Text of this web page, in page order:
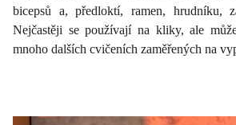
bicepsů a, předloktí, ramen, hrudníku,
Nejčastěji se používají na kliky, ale
mnoho dalších cvičeních zaměřených na